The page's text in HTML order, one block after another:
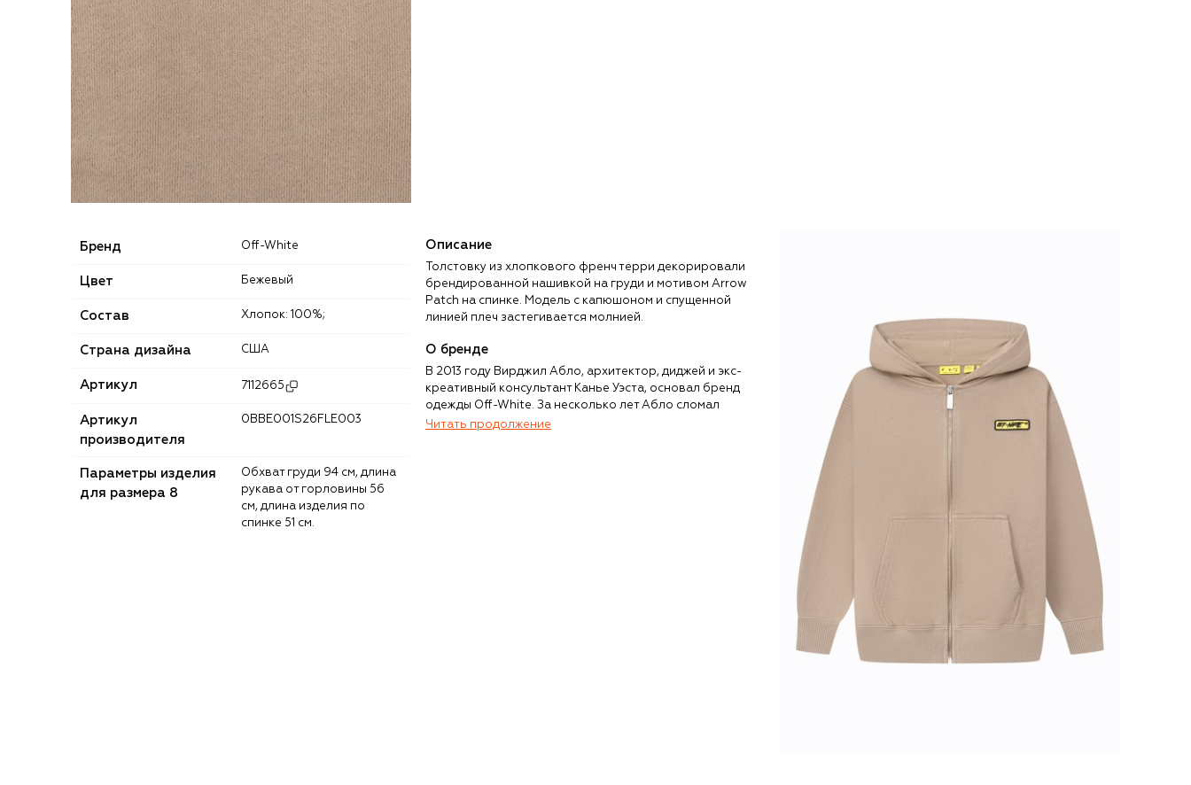
Бренд Off-White
Цвет Бежевый
Состав Хлопок: 100%;
Страна дизайна США
Артикул 7112665
Артикул
производителя
0BBE001S26FLE003
Параметры изделия
для размера 8
Обхват груди 94 см, длина
рукава от горловины 56
см, длина изделия по
спинке 51 см.
Описание
Толстовку из хлопкового френч терри декорировали
брендированной нашивкой на груди и мотивом Arrow
Patch на спинке. Модель с капюшоном и спущенной
линией плеч застегивается молнией.
О бренде
В 2013 году Вирджил Абло, архитектор, диджей и экс-
креативный консультант Канье Уэста, основал бренд
одежды Off-White. За несколько лет Абло сломал
устоявшиеся стандарты модной индустрии, показав, что
Читать продолжение